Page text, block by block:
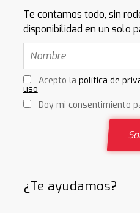
Te contamos todo, sin
disponibilidad en un solo
Acepto la política de
uso
Doy mi consentimiento
¿Te ayudamos?